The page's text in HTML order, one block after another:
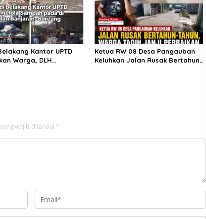
Kantor UPTD
Warga, DLH
Ketua RW 08 Desa Pangauban
Keluhkan Jalan Rusak Bertahun-
yang wajib ditandai *